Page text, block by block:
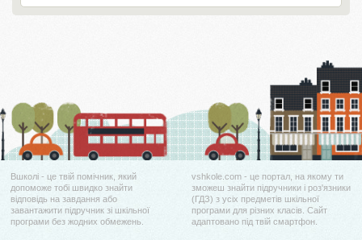
Вшколі - це твій помічник, який
допоможе тобі швидко знайти
відповідь на завдання або
завантажити підручник зі шкільної
програми без жодних обмежень.
vshkole.com - це портал, на якому ти
зможеш знайти підручники і роз'язники
(ГДЗ) з усіх предметів шкільної
програми для різних класів. Сайт
адаптовано під твій смартфон.